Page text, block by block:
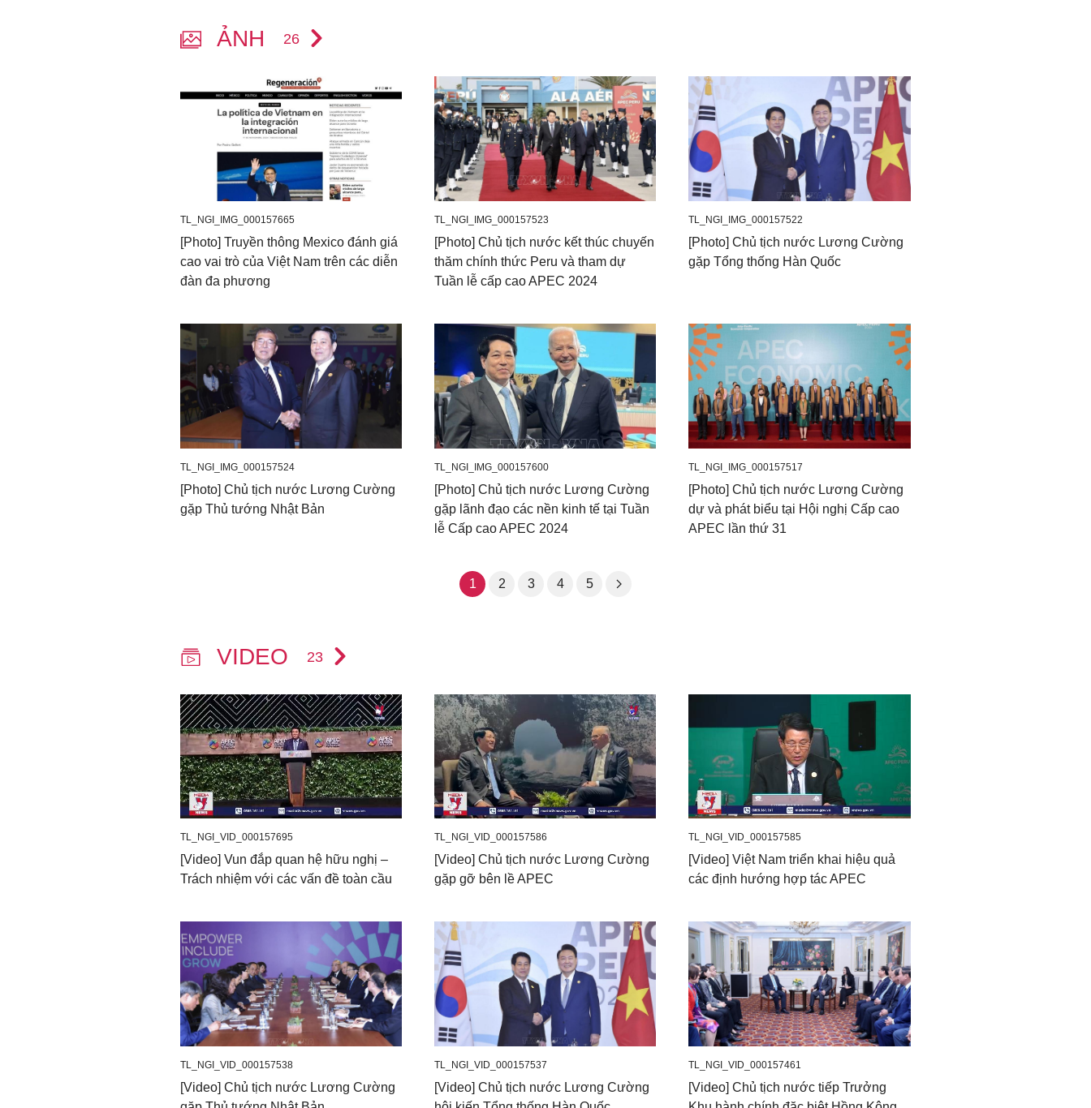
ẢNH 26
TL_NGI_IMG_000157665
[Photo] Truyền thông Mexico đánh giá
cao vai trò của Việt Nam trên các diễn
đàn đa phương
TL_NGI_IMG_000157523
[Photo] Chủ tịch nước kết thúc chuyến
thăm chính thức Peru và tham dự
Tuần lễ cấp cao APEC 2024
TL_NGI_IMG_000157522
[Photo] Chủ tịch nước Lương Cường
gặp Tổng thống Hàn Quốc
TL_NGI_IMG_000157524
[Photo] Chủ tịch nước Lương Cường
gặp Thủ tướng Nhật Bản
TL_NGI_IMG_000157600
[Photo] Chủ tịch nước Lương Cường
gặp lãnh đạo các nền kinh tế tại Tuần
lễ Cấp cao APEC 2024
TL_NGI_IMG_000157517
[Photo] Chủ tịch nước Lương Cường
dự và phát biểu tại Hội nghị Cấp cao
APEC lần thứ 31
1 2 3 4 5
VIDEO 23
TL_NGI_VID_000157695
[Video] Vun đắp quan hệ hữu nghị –
Trách nhiệm với các vấn đề toàn cầu
TL_NGI_VID_000157586
[Video] Chủ tịch nước Lương Cường
gặp gỡ bên lề APEC
TL_NGI_VID_000157585
[Video] Việt Nam triển khai hiệu quả
các định hướng hợp tác APEC
TL_NGI_VID_000157538
[Video] Chủ tịch nước Lương Cường
TL_NGI_VID_000157537
[Video] Chủ tịch nước Lương Cường
TL_NGI_VID_000157461
[Video] Chủ tịch nước tiếp Trưởng